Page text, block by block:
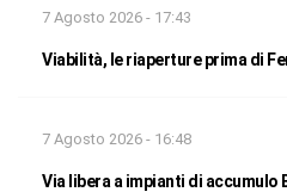
7 Agosto 2026 - 17:43
Viabilità, le riaperture prima di
7 Agosto 2026 - 16:48
Via libera a impianti di accumulo